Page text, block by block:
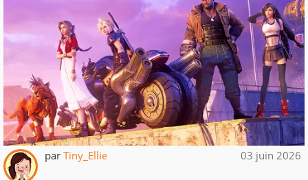
par Tiny_Ellie 03 juin 2026